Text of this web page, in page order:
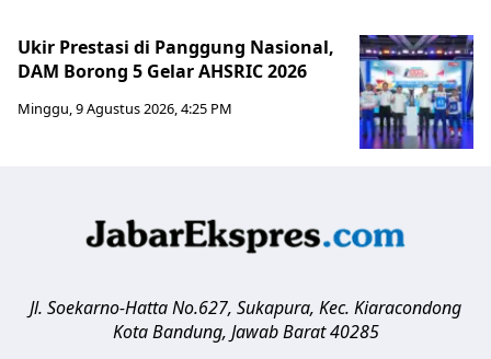
Ukir Prestasi di Panggung Nasional,
DAM Borong 5 Gelar AHSRIC 2026
Minggu, 9 Agustus 2026, 4:25 PM
Jl. Soekarno-Hatta No.627, Sukapura, Kec. Kiaracondong
Kota Bandung, Jawab Barat 40285